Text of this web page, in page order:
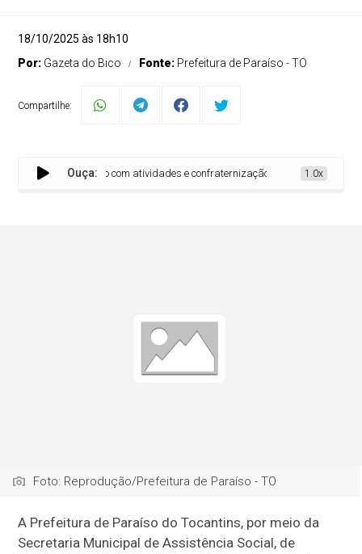
18/10/2025 às 18h10
Por: Gazeta do Bico Fonte: Prefeitura de Paraíso - TO
Compartilhe:
Ouça:
celebra Dia do Idoso com atividades e confraternização em Paraíso
1.0x
Foto: Reprodução/Prefeitura de Paraíso - TO
A Prefeitura de Paraíso do Tocantins, por meio da
Secretaria Municipal de Assistência Social, de